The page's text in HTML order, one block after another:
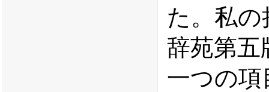
た。私
辞苑第五
一つの